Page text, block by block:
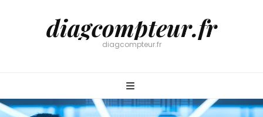
diagcompteur.fr
diagcompteur.fr